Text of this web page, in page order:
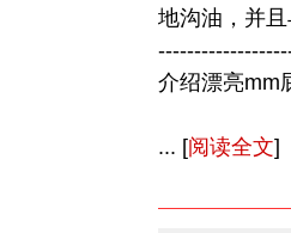
地沟油，并
介绍漂亮mm
... [阅读全文]